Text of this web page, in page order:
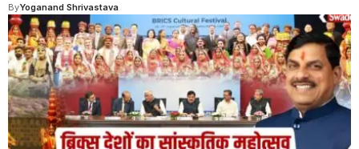
ByYoganand Shrivastava